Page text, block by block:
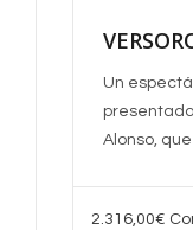
Un
Alonso,
2.316,00€